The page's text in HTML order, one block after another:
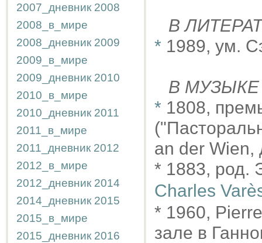
2007_дневник 2008
2008_в_мире
2008_дневник 2009
2009_в_мире
2009_дневник 2010
2010_в_мире
2010_дневник 2011
2011_в_мире
2011_дневник 2012
2012_в_мире
2012_дневник 2014
2014_дневник 2015
2015_в_мире
2015_дневник 2016
В
* 1989, ум.
В МУЗЫКЕ
* 1808,
an der Wien,
* 1883, род.
Charles
* 1960,
зале в